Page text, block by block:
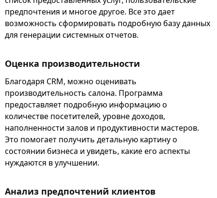
предпочтения и многое другое. Все это дает
возможность сформировать подробную базу данных
для генерации системных отчетов.
Оценка производительности
Благодаря CRM, можно оценивать
производительность салона. Программа
предоставляет подробную информацию о
количестве посетителей, уровне доходов,
наполненности залов и продуктивности мастеров.
Это помогает получить детальную картину о
состоянии бизнеса и увидеть, какие его аспекты
нуждаются в улучшении.
Анализ предпочтений клиентов